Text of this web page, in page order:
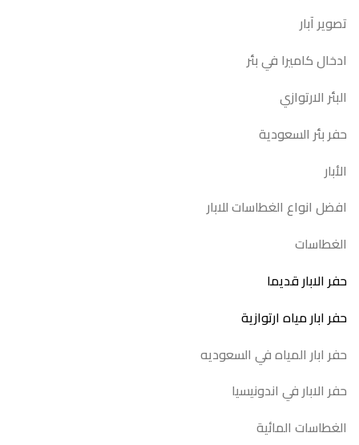
تصوير آبار
ادخال كاميرا في بئر
البئر الارتوازي
حفر بئر السعودية
الأبار
افضل انواع الغطاسات للابار
الغطاسات
حفر الابار قديما
حفر ابار مياه ارتوازية
حفر ابار المياه في السعوديه
حفر الابار في اندونيسيا
الغطاسات المائية